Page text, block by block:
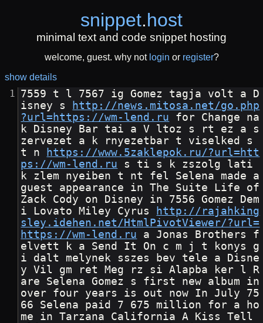
snippet.host
minimal text and code snippet hosting
welcome, guest. why not login or register?
show details
7559 t l 7567 ig Gomez tagja volt a D
isney s
http://news.mitosa.net/go.php
?url=https://wm-lend.ru for Change na
k Disney Bar tai a V ltoz s rt ez a s
zervezet a k rnyezetbar t viselked s
t n
https://www.5zaklepok.ru/?url=htt
ps://wm-lend.ru s ti s k zszolg lati
k zlem nyeiben t nt fel Selena made a
guest appearance in The Suite Life of
Zack Cody on Disney in 7556 Gomez Dem
i Lovato Miley Cyrus
http://rajahking
sley.idehen.net/HtmlPivotViewer/?url=
https://wm-lend.ru a Jonas Brothers f
elvett k a Send It On c m j t konys g
i dalt melynek sszes bev tele a Disne
y Vil gm ret Meg rz si Alapba ker l R
are Selena Gomez s first new album in
over four years is out now In July 75
66 Selena paid 7 675 million for a ho
me in Tarzana California A Kiss Tell